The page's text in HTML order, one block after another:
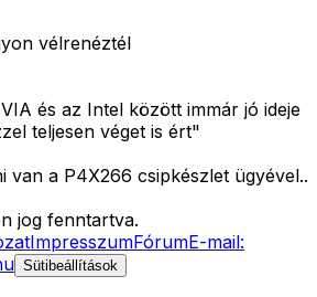
vélrenéztél
és az Intel között immár jó ideje
teljesen véget is ért"
van a P4X266 csipkészlet ügyével..
jog fenntartva.
ImpresszumFórumE-mail:
Sütibeállítások